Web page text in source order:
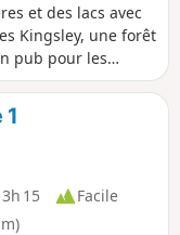
et des lacs avec
Kingsley, une forêt
pub pour les
avec une belle
naturelle
façon
dévié pour
3h 15
Facile